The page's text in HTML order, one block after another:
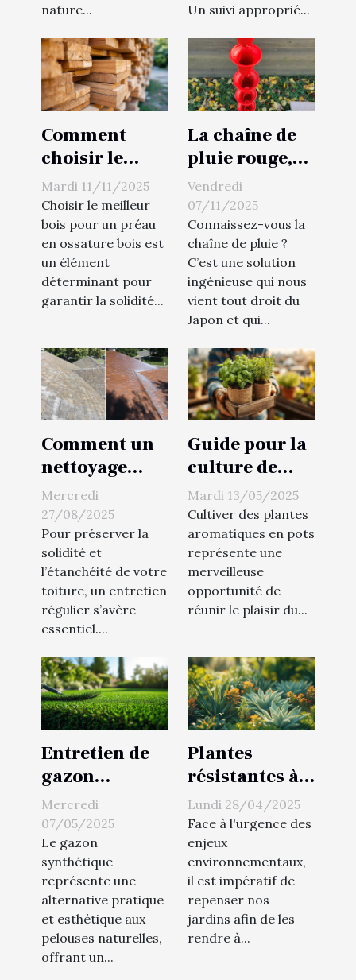
nature...
Un suivi approprié...
Comment
choisir le
meilleur bois
pour votre
préau en
ossature bois
?
Mardi 11/11/2025
Choisir le meilleur
bois pour un préau
en ossature bois est
un élément
déterminant pour
garantir la solidité...
La chaîne de
pluie rouge,
une
alternative
fun et
moderne aux
gouttières !
Vendredi
07/11/2025
Connaissez-vous la
chaîne de pluie ?
C’est une solution
ingénieuse qui nous
vient tout droit du
Japon et qui...
Comment un
nettoyage
professionnel
prolonge la
durée de vie
de votre
toiture ?
Mercredi
27/08/2025
Pour préserver la
solidité et
l’étanchéité de votre
toiture, un entretien
régulier s’avère
essentiel....
Guide pour la
culture de
plantes
aromatiques
en pots
Mardi 13/05/2025
Cultiver des plantes
aromatiques en pots
représente une
merveilleuse
opportunité de
réunir le plaisir du...
Entretien de
gazon
synthétique
astuces pour
un extérieur
impeccable
toute l'année
Mercredi
07/05/2025
Le gazon
synthétique
représente une
alternative pratique
et esthétique aux
pelouses naturelles,
offrant un...
Plantes
résistantes à
la sécheresse
sélection pour
un jardin
florissant
sans
gaspillage
d'eau
Lundi 28/04/2025
Face à l'urgence des
enjeux
environnementaux,
il est impératif de
repenser nos
jardins afin de les
rendre à...